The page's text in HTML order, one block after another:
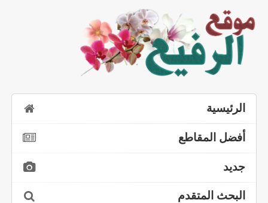
الرئيسية
أفضل المقاطع
جديد
البحث المتقدم